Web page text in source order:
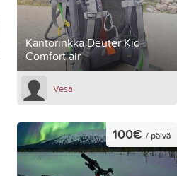
Kantorinkka Deuter Kid
Comfort air
Vesa
100€ / päivä